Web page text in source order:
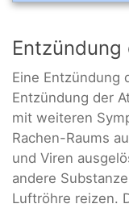
Eine Entzündung
Entzündung der
mit weiteren
Rachen-Raums
und Viren
andere
Luftröhre reizen.